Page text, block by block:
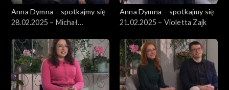
Anna Dymna – spotkajmy się
28.02.2025 – Michał
Anna Dymna – spotkajmy się
21.02.2025 – Violetta Zajk